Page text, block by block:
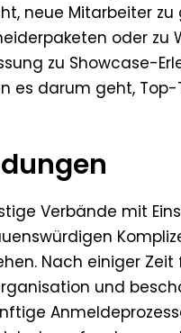
neue Mitarbeiter zu
oder zu
zu Showcase-
es darum geht,
Verbände mit
Nach einiger
und